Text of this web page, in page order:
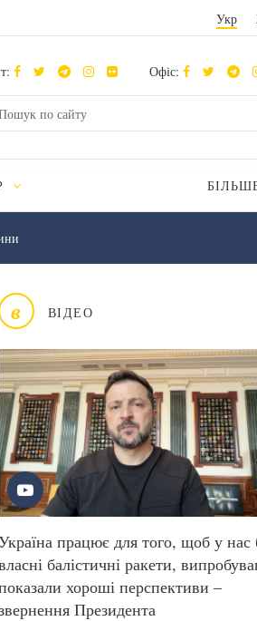
Укр
Офіс:
в ВІДЕО
працює для того, щоб у нас
балістичні ракети,
хороші перспективи –
звернення Президента